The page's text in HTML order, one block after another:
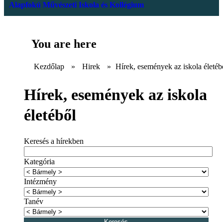
Alapfokú Művészeti Iskola és Kollégium
You are here
Kezdőlap » Hirek » Hírek, események az iskola
Hírek, események az iskola
életéből
Keresés a hírekben
Kategória
Intézmény
Tanév